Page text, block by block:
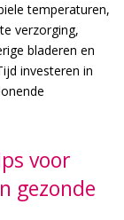
temperaturen,
verzorging,
bladeren en
investeren in
voor
gezonde